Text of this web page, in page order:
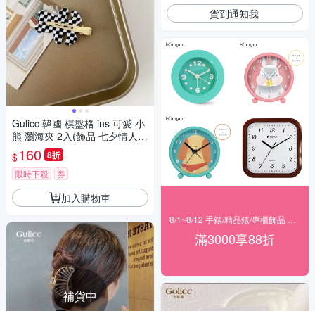
Gulicc 韓國 棋盤格 ins 可愛 小
熊 瀏海夾 2入(飾品 七夕情人節
頭飾 髮帶 髮箍 生日禮物 主題
穿搭 約會 )
$160 8折
限時下殺 券
加入購物車
補貨中
貨到通知我
滿3000享88折